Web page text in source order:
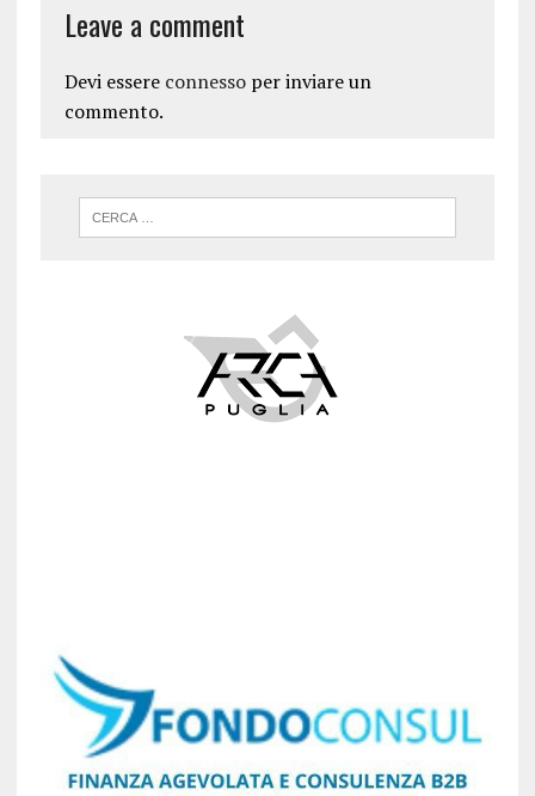
Leave a comment
Devi essere connessoper inviare un
commento.